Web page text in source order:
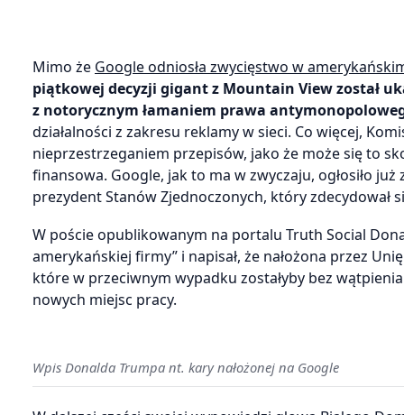
Mimo że Google odniosła zwycięstwo w
piątkowej decyzji gigant z Mountain View został
z notorycznym łamaniem prawa
działalności z zakresu reklamy w sieci. Co więcej,
nieprzestrzeganiem przepisów, jako że może się to
finansowa. Google, jak to ma w zwyczaju, ogłosiło
prezydent Stanów Zjednoczonych, który
W poście opublikowanym na portalu Truth Social
amerykańskiej firmy” i napisał, że nałożona przez
które w przeciwnym wypadku zostałyby bez
nowych miejsc pracy.
Wpis Donalda Trumpa nt. kary nałożonej na Google